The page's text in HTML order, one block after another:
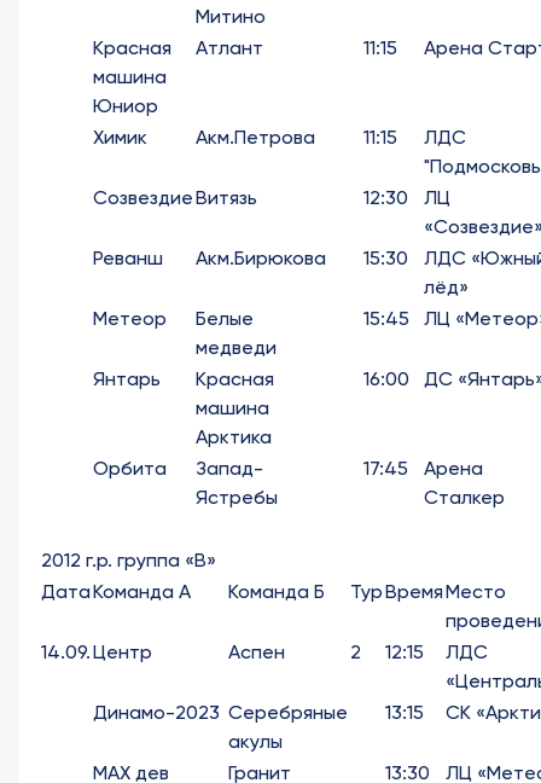
Митино
Красная
машина
Юниор
Атлант 11:15 Арена
Химик Акм.Петрова 11:15
ЛДС
СозвездиеВитязь 12:30
ЛЦ
Реванш
Акм.Бирюкова 15:30
ЛДС
лёд»
Метеор
Белые
медведи
15:45 ЛЦ
Янтарь
Красная
машина
Арктика
16:00 ДС
Орбита
Запад-
Ястребы
17:45
Арена
Сталкер
2012 г.р. группа «В»
ДатаКоманда А Команда Б ТурВремяМесто
14.09.Центр Аспен 2 12:15
ЛДС
Динамо-2023 Серебряные
акулы
13:15 СК
МАХ дев Гранит 13:30 ЛЦ